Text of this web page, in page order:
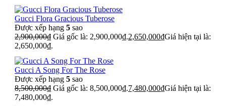
Gucci Flora Gracious Tuberose
Được xếp hạng 5 sao
2,900,000₫ Giá gốc là: 2,900,000₫.2,650,000₫Giá hiện tại là:
2,650,000₫.
Gucci A Song For The Rose
Được xếp hạng 5 sao
8,500,000₫ Giá gốc là: 8,500,000₫.7,480,000₫Giá hiện tại là:
7,480,000₫.